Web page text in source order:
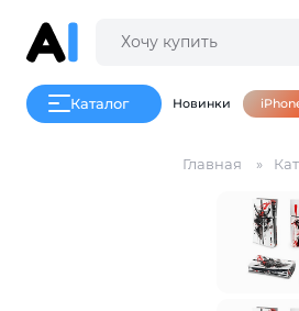
Каталог Новинки
Главная